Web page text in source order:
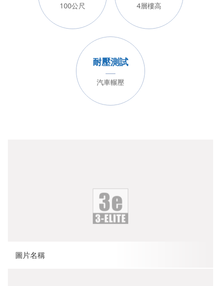
100公尺 4層樓高
耐壓測試
汽車輾壓
圖片名稱